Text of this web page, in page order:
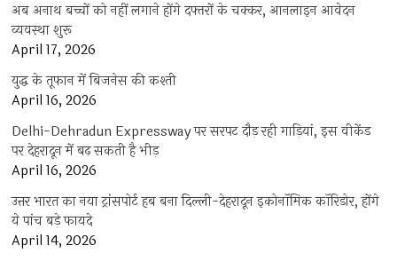
अब अनाथ बच्चों को नहीं लगाने होंगे दफ्तरों के चक्कर, आनलाइन आवेदन
व्यवस्था शुरू
April 17, 2026
युद्ध के तूफान में बिजनेस की कश्ती
April 16, 2026
Delhi-Dehradun Expressway पर सरपट दौड़ रही गाड़ियां, इस वीकेंड
पर देहरादून में बढ़ सकती है भीड़
April 16, 2026
उत्तर भारत का नया ट्रांसपोर्ट हब बना दिल्ली-देहरादून इकोनॉमिक कॉरिडोर, होंगे
ये पांच बड़े फायदे
April 14, 2026